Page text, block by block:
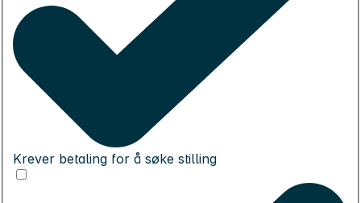
Krever betaling for å søke stilling